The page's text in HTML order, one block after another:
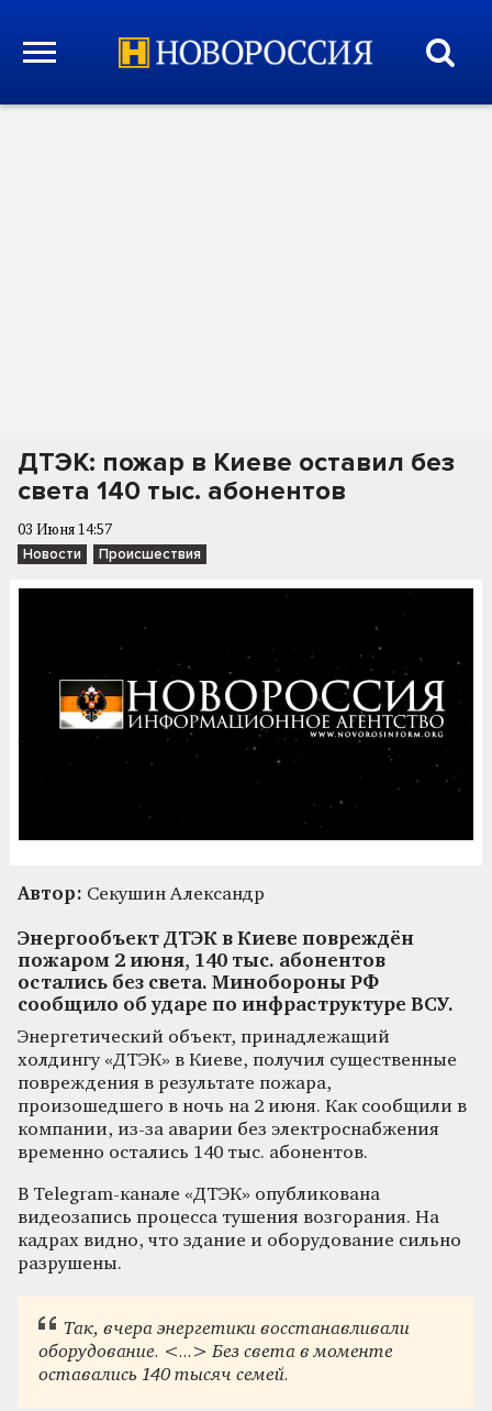
ДТЭК: пожар в Киеве оставил без
света 140 тыс. абонентов
03 Июня 14:57
Новости Происшествия
Автор: Секушин Александр
Энергообъект ДТЭК в Киеве повреждён
пожаром 2 июня, 140 тыс. абонентов
остались без света. Минобороны РФ
сообщило об ударе по инфраструктуре ВСУ.
Энергетический объект, принадлежащий
холдингу «ДТЭК» в Киеве, получил существенные
повреждения в результате пожара,
произошедшего в ночь на 2 июня. Как сообщили в
компании, из-за аварии без электроснабжения
временно остались 140 тыс. абонентов.
В Telegram-канале «ДТЭК» опубликована
видеозапись процесса тушения возгорания. На
кадрах видно, что здание и оборудование сильно
разрушены.
Так, вчера энергетики восстанавливали
оборудование. <...> Без света в моменте
оставались 140 тысяч семей.